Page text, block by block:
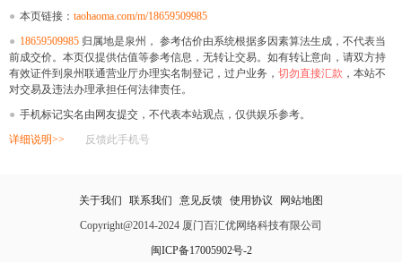
● 本页链接： taohaoma.com/m/18659509985
● 18659509985 归属地是泉州， 参考估价由系统根据多因素算法生成，不代表当
前成交价。本页仅提供估值等参考信息，无转让交易。如有转让意向，请双方持
有效证件到泉州联通营业厅办理实名制登记，过户业务， 切勿直接汇款 ，本站不
对交易及违法办理承担任何法律责任。
● 手机标记实名由网友提交，不代表本站观点，仅供娱乐参考。
详细说明>>
反馈此手机号
关于我们 联系我们 意见反馈 使用协议
网站地图
Copyright@2014-2024 厦门百汇优网络科技有限公司
闽ICP备17005902号-2